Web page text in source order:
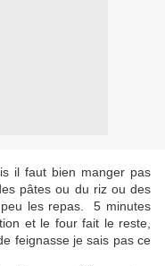
il faut bien manger pas
pâtes ou du riz ou des
les repas. 5 minutes
et le four fait le reste,
feignasse je sais pas ce